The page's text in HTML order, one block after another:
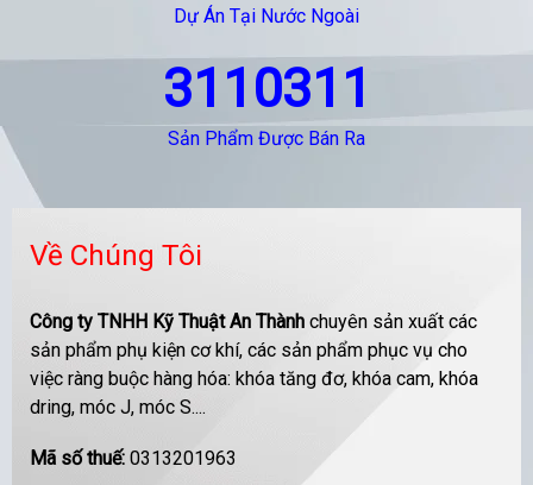
Dự Án Tại Nước Ngoài
3110311
Sản Phẩm Được Bán Ra
Về Chúng Tôi
Công ty TNHH Kỹ Thuật An Thành chuyên sản xuất các
sản phẩm phụ kiện cơ khí, các sản phẩm phục vụ cho
việc ràng buộc hàng hóa: khóa tăng đơ, khóa cam, khóa
dring, móc J, móc S....
Mã số thuế: 0313201963